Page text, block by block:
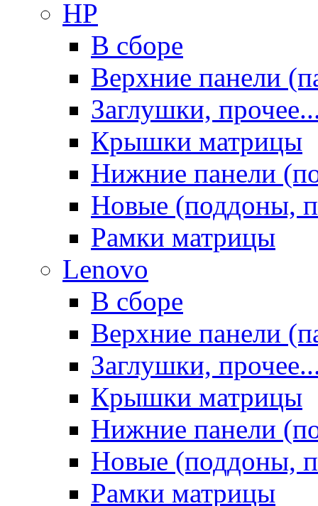
HP
В сборе
Верхние панели
Заглушки,
Крышки матрицы
Нижние панели
Новые (поддоны,
Рамки матрицы
Lenovo
В сборе
Верхние панели
Заглушки,
Крышки матрицы
Нижние панели
Новые (поддоны,
Рамки матрицы